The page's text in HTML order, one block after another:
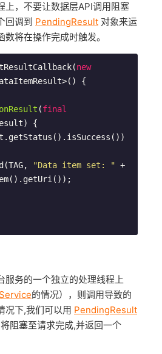
上，不要让数据层API调用阻塞
回调到 PendingResult 对象来运
将在操作完成时触发。
new
{
onResult (final
{
Log.d(TAG,
"Data item set: " +
服务的一个独立的处理线程上
的情况），则调用导致的
况下,我们可以用 PendingResult
阻塞至请求完成,并返回一个